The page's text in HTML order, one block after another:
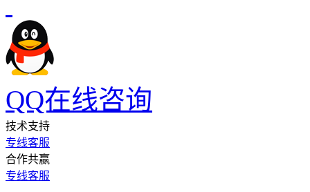
QQ在线咨询
技术支持
专线客服
合作共赢
专线客服